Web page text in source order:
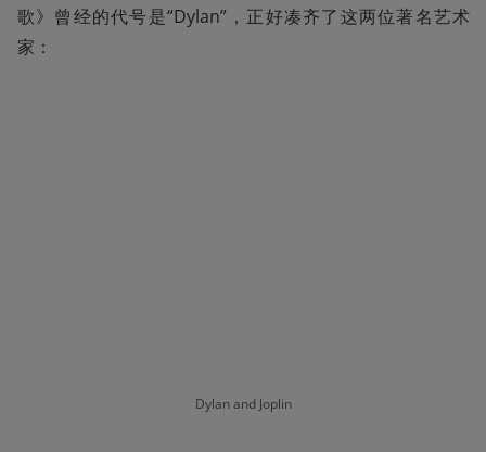
歌》曾经的代号是“Dylan”，正好凑齐了这两位著名艺术
家：
Dylan and Joplin